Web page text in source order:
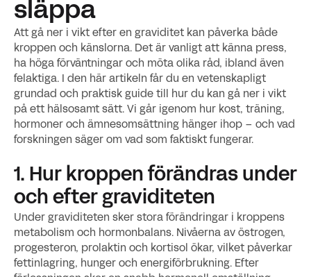
släppa
Att gå ner i vikt efter en graviditet kan påverka både
kroppen och känslorna. Det är vanligt att känna press,
ha höga förväntningar och möta olika råd, ibland även
felaktiga. I den här artikeln får du en vetenskapligt
grundad och praktisk guide till hur du kan gå ner i vikt
på ett hälsosamt sätt. Vi går igenom hur kost, träning,
hormoner och ämnesomsättning hänger ihop – och vad
forskningen säger om vad som faktiskt fungerar.
1. Hur kroppen förändras under
och efter graviditeten
Under graviditeten sker stora förändringar i kroppens
metabolism och hormonbalans. Nivåerna av östrogen,
progesteron, prolaktin och kortisol ökar, vilket påverkar
fettinlagring, hunger och energiförbrukning. Efter